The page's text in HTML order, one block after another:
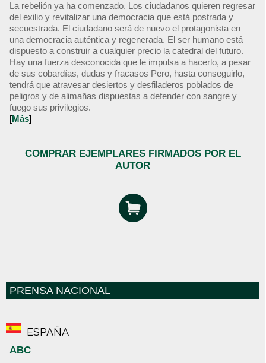
La rebelión ya ha comenzado. Los ciudadanos quieren regresar
del exilio y revitalizar una democracia que está postrada y
secuestrada. El ciudadano será de nuevo el protagonista en
una democracia auténtica y regenerada. El ser humano está
dispuesto a construir a cualquier precio la catedral del futuro.
Hay una fuerza desconocida que le impulsa a hacerlo, a pesar
de sus cobardías, dudas y fracasos Pero, hasta conseguirlo,
tendrá que atravesar desiertos y desfiladeros poblados de
peligros y de alimañas dispuestas a defender con sangre y
fuego sus privilegios.
[Más]
COMPRAR EJEMPLARES FIRMADOS POR EL
AUTOR
PRENSA NACIONAL
ESPAÑA
ABC